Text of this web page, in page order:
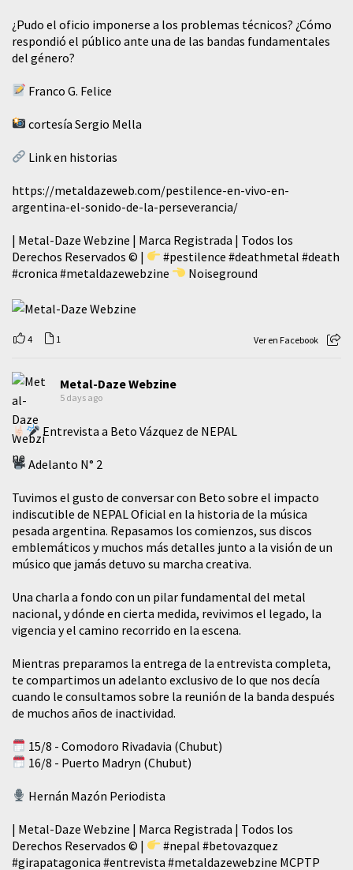
¿Pudo el oficio imponerse a los problemas técnicos? ¿Cómo
respondió el público ante una de las bandas fundamentales
del género?
Franco G. Felice
cortesía Sergio Mella
Link en historias
https://metaldazeweb.com/pestilence-en-vivo-en-
argentina-el-sonido-de-la-perseverancia/
| Metal-Daze Webzine | Marca Registrada | Todos los
Derechos Reservados © |
#pestilence #deathmetal #death
#cronica #metaldazewebzine Noiseground
4 1 Ver en Facebook
Metal-Daze Webzine
5 days ago
Entrevista a Beto Vázquez de NEPAL
Adelanto N° 2
Tuvimos el gusto de conversar con Beto sobre el impacto
indiscutible de NEPAL Oficial en la historia de la música
pesada argentina. Repasamos los comienzos, sus discos
emblemáticos y muchos más detalles junto a la visión de un
músico que jamás detuvo su marcha creativa.
​Una charla a fondo con un pilar fundamental del metal
nacional, y dónde en cierta medida, revivimos el legado, la
vigencia y el camino recorrido en la escena.
Mientras preparamos la entrega de la entrevista completa,
te compartimos un adelanto exclusivo de lo que nos decía
cuando le consultamos sobre la reunión de la banda después
de muchos años de inactividad.
15/8 - Comodoro Rivadavia (Chubut)
16/8 - Puerto Madryn (Chubut)
Hernán Mazón Periodista
| Metal-Daze Webzine | Marca Registrada | Todos los
Derechos Reservados © |
#nepal #betovazquez
#girapatagonica #entrevista #metaldazewebzine MCPTP